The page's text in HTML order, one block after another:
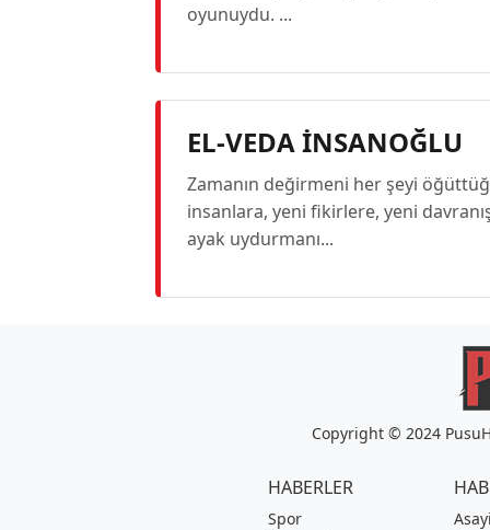
oyunuydu. ...
EL-VEDA İNSANOĞLU
Zamanın değirmeni her şeyi
insanlara, yeni fikirlere, yeni
ayak uydurmanı...
Copyright © 2024
HABERLER
Spor